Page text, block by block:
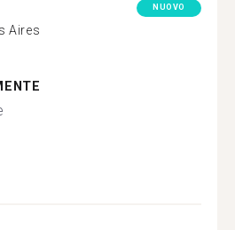
Aires
NUOVO